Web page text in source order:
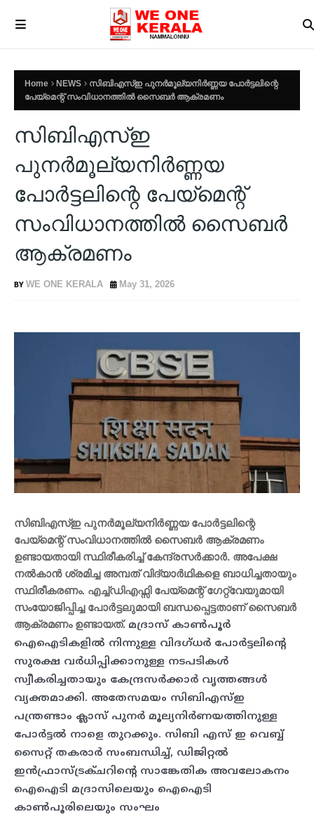
Home NEWS
സിബിഎസ്ഇ പുനര്‍മൂല്യനിര്‍ണ്ണയ പോര്‍ട്ടലിന്റെ
പേയ്മെന്റ് സംവിധാനത്തില്‍ സൈബര്‍ ആക്രമണം
സിബിഎസ്ഇ
പുനര്‍മൂല്യനിര്‍ണ്ണയ
പോര്‍ട്ടലിന്റെ പേയ്മെന്റ്
സംവിധാനത്തില്‍ സൈബര്‍
ആക്രമണം
WE ONE KERALA May 31, 2026
സിബിഎസ്ഇ പുനര്‍മൂല്യനിര്‍ണ്ണയ പോര്‍ട്ടലിന്റെ
പേയ്മെന്റ് സംവിധാനത്തില്‍ സൈബര്‍ ആക്രമണം
ഉണ്ടായതായി സ്ഥിരീകരിച്ച് കേന്ദ്രസര്‍ക്കാര്‍. അപേക്ഷ
നല്‍കാന്‍ ശ്രമിച്ച അമ്പത് വിദ്യാര്‍ഥികളെ ബാധിച്ചതായും
സ്ഥിരീകരണം. എച്ച്ഡിഎഫ്സി പേയ്മെന്റ് ഗേറ്റ്വേയുമായി
സംയോജിപ്പിച്ച പോര്‍ട്ടലുമായി ബന്ധപ്പെട്ടതാണ് സൈബര്‍
ആക്രമണം ഉണ്ടായത്. മദ്രാസ് കാണ്‍പൂര്‍
ഐഐടികളില്‍ നിന്നുള്ള വിദഗ്ധര്‍ പോര്‍ട്ടലിന്റെ
സുരക്ഷ വര്‍ധിപ്പിക്കാനുള്ള നടപടികള്‍
സ്വീകരിച്ചതായും കേന്ദ്രസര്‍ക്കാര്‍ വൃത്തങ്ങള്‍
വ്യക്തമാക്കി. അതേസമയം സിബിഎസ്ഇ
പന്ത്രണ്ടാം ക്ലാസ് പുനര്‍ മൂല്യനിര്‍ണയത്തിനുള്ള
പോര്‍ട്ടല്‍ നാളെ തുറക്കും. സിബി എസ് ഇ വെബ്ബ്
സൈറ്റ് തകരാര്‍ സംബന്ധിച്ച്, ഡിജിറ്റല്‍
ഇന്‍ഫ്രാസ്ട്രക്ചറിന്റെ സാങ്കേതിക അവലോകനം
ഐഐടി മദ്രാസിലെയും ഐഐടി
കാണ്‍പൂരിലെയും സംഘം